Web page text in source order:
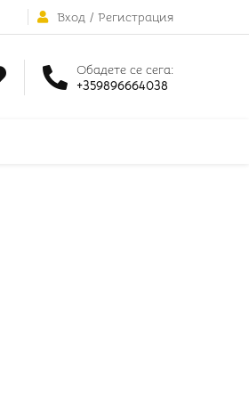
Вход / Регистрация
Обадете се сега:
+359896664038